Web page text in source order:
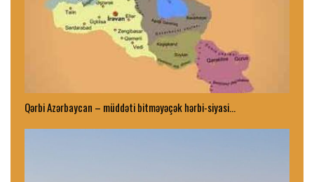
Qərbi Azərbaycan – müddəti bitməyəçək hərbi-siyasi…